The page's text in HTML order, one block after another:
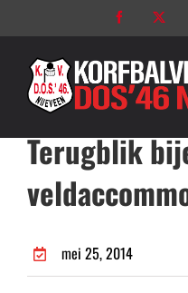
naar
Facebook
Terugblik
mei 25, 2014